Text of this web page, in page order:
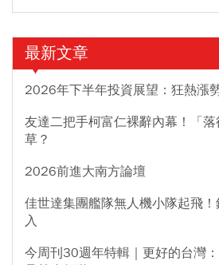
最新文章
2026年下半年投資展望：狂熱漲
友達二把手柯富仁裸辭內幕！「
草？
2026前進大南方論壇
佳世達集團艦隊無人機小隊起飛
入
今周刊30週年特輯｜更好的台灣